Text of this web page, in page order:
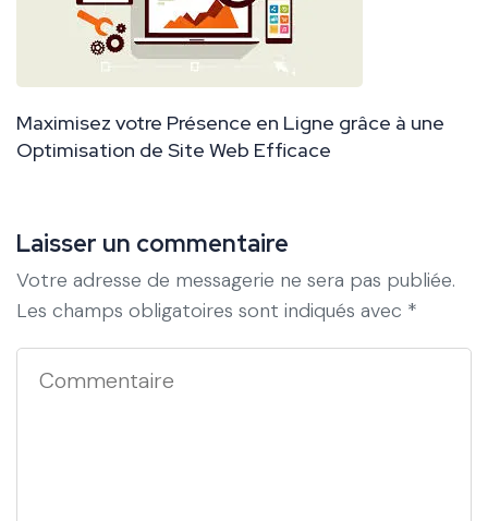
Maximisez votre Présence en Ligne grâce à une
Optimisation de Site Web Efficace
Laisser un commentaire
Votre adresse de messagerie ne sera pas publiée.
Les champs obligatoires sont indiqués avec *